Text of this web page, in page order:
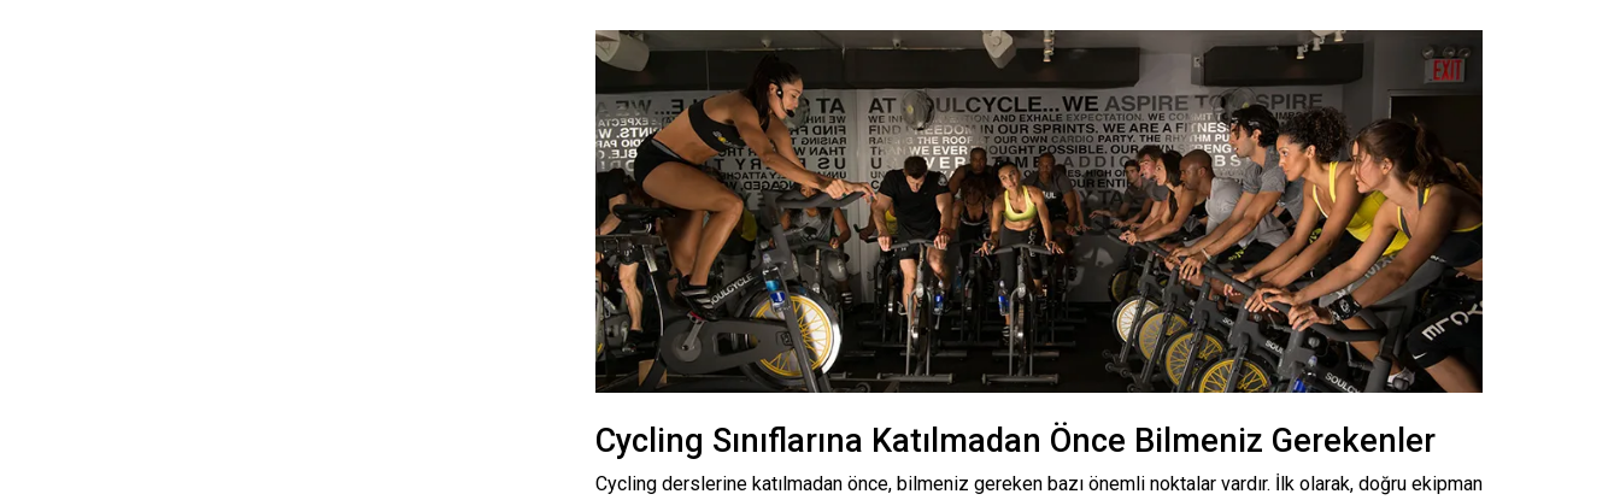
Cycling Sınıflarına Katılmadan Önce Bilmeniz Gerekenler
Cycling derslerine katılmadan önce, bilmeniz gereken bazı önemli noktalar vardır. İlk olarak, doğru ekipman